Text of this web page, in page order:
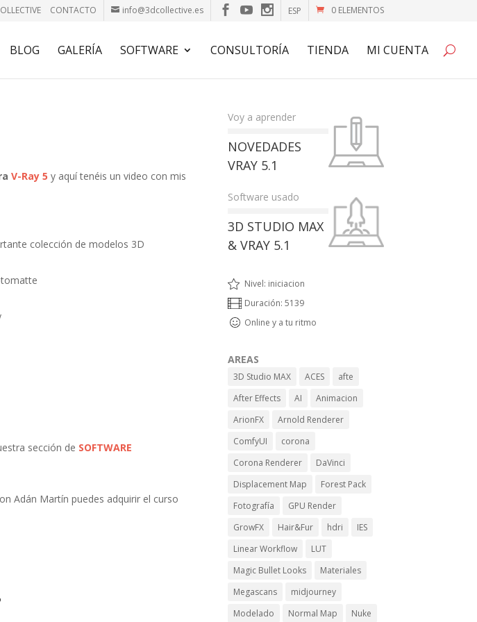
0 ELEMENTOS
ESP
info@3dcollective.es
CONTACTO
BLOG GALERÍA SOFTWARE CONSULTORÍA TIENDA MI CUENTA
V-Ray 5 y aquí tenéis un video con mis
colección de modelos 3D
sección de SOFTWARE
Adán Martín puedes adquirir el curso
Voy a aprender
NOVEDADES
VRAY 5.1
Software usado
3D STUDIO MAX
& VRAY 5.1
Nivel: iniciacion
Duración: 5139
Online y a tu ritmo
AREAS
3D Studio MAX ACES
afte
After Effects
AI
Animacion
ArionFX
Arnold Renderer
ComfyUI
corona
Corona Renderer
DaVinci
Displacement Map
Forest Pack
Fotografía
GPU Render
GrowFX
Hair&Fur hdri
IES
Linear Workflow
LUT
Magic Bullet Looks
Materiales
Megascans
midjourney
Modelado
Normal Map Nuke